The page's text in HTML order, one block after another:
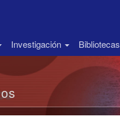
Investigación Bibliotecas